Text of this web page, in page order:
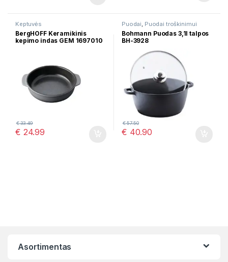
Keptuvės
BergHOFF Keramikinis
kepimo indas GEM 1697010
€ 24.99
€33.49
Puodai Puodai troškinimui
Bohmann Puodas 3,1l talpos
BH-3928
€ 40.90
€57.50
Asortimentas